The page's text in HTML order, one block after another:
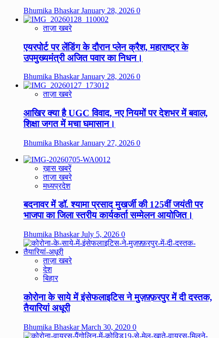
Bhumika BhaskarJanuary 28, 2026 0
ताज़ा खबरे
एयरपोर्ट पर लेंडिंग के दौरान प्लेन क्रैश, महाराष्ट्र के
उपमुख्यमंत्री अजित पवार का निधन।
Bhumika BhaskarJanuary 28, 2026 0
ताज़ा खबरे
आखिर क्या है UGC विवाद, नए नियमों पर देशभर में बवाल,
शिक्षा जगत में मचा घमासान।
Bhumika BhaskarJanuary 27, 2026 0
ख़ास खबरें
ताज़ा खबरे
मध्यप्रदेश
बदनावर में डॉ. श्यामा प्रसाद मुखर्जी की 125वीं जयंती पर
भाजपा का जिला स्तरीय कार्यकर्ता सम्मेलन आयोजित।
Bhumika BhaskarJuly 5, 2026 0
ताज़ा खबरे
देश
बिहार
कोरोना के साये में इंसेफलाइटिस ने मुज़फ़्फ़रपुर में दी दस्तक,
तैयारियां अधूरी
Bhumika BhaskarMarch 30, 2020 0